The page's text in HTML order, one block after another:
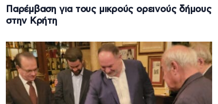
Παρέμβαση για τους μικρούς ορεινούς δήμους
στην Κρήτη